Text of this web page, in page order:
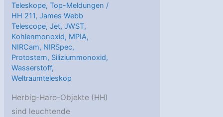
Teleskope,Top-Meldungen /
HH 211,James Webb
Telescope,Jet,JWST,
Kohlenmonoxid, MPIA,
NIRCam, NIRSpec,
Protostern, Siliziummonoxid,
Wasserstoff,
Weltraumteleskop
Herbig-Haro-Objekte (HH)
sind leuchtende